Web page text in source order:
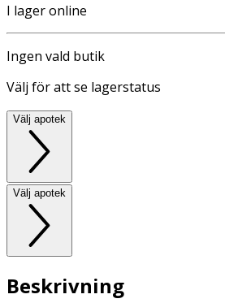
I lager online
Ingen vald butik
Välj för att se lagerstatus
Välj apotek
Välj apotek
Beskrivning